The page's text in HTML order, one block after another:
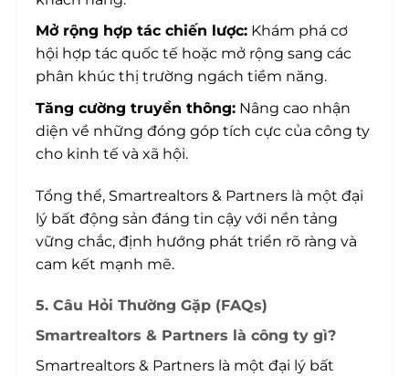
Mở rộng hợp tác chiến lược: Khám phá cơ
hội hợp tác quốc tế hoặc mở rộng sang các
phân khúc thị trường ngách tiềm năng.
Tăng cường truyền thông: Nâng cao nhận
diện về những đóng góp tích cực của công ty
cho kinh tế và xã hội.
Tổng thể, Smartrealtors & Partners là một đại
lý bất động sản đáng tin cậy với nền tảng
vững chắc, định hướng phát triển rõ ràng và
cam kết mạnh mẽ.
5. Câu Hỏi Thường Gặp (FAQs)
Smartrealtors & Partners là công ty gì?
Smartrealtors & Partners là một đại lý bất